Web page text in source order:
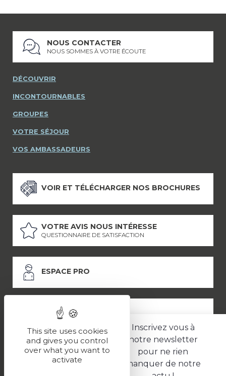
Inscrivez vous à
notre newsletter
pour ne rien
manquer de notre
NOUS CONTACTER
NOUS SOMMES À VOTRE ÉCOUTE
DÉCOUVRIR
INCONTOURNABLES
GROUPES
VOTRE SÉJOUR
VOS AMBASSADEURS
VOIR ET TÉLÉCHARGER NOS BROCHURES
VOTRE AVIS NOUS INTÉRESSE
QUESTIONNAIRE DE SATISFACTION
ESPACE PRO
ESPACE PRESSE
LES PARTENAIRES
Politique de confidentialité
This site uses cookies
and gives you control
over what you want to
activate